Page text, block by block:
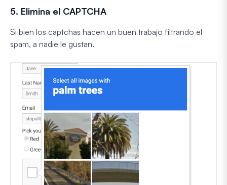
5. Elimina el CAPTCHA
Si bien los captchas hacen un buen trabajo filtrando el
spam, a nadie le gustan.